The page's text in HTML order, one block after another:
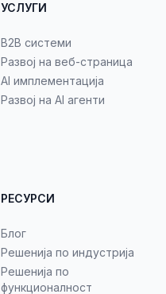
УСЛУГИ
B2B системи
Развој на веб-страница
AI имплементација
Развој на AI агенти
РЕСУРСИ
Блог
Решенија по индустрија
Решенија по
функционалност